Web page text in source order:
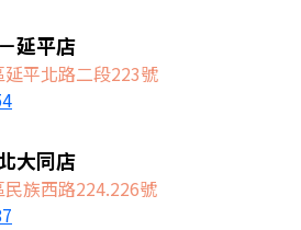
延平店
平北路二段223號
大同店
族西路224.226號